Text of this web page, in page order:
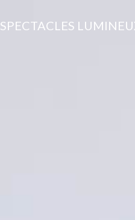
SPECTACLES